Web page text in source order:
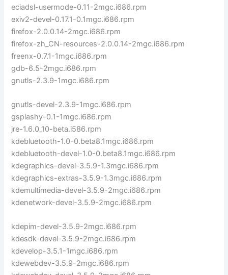
eciadsl-usermode-0.11-2mgc.i686.rpm
exiv2-devel-0.17.1-0.1mgc.i686.rpm
firefox-2.0.0.14-2mgc.i686.rpm
firefox-zh_CN-resources-2.0.0.14-2mgc.i686.rpm
freenx-0.7.1-1mgc.i686.rpm
gdb-6.5-2mgc.i686.rpm
gnutls-2.3.9-1mgc.i686.rpm
gnutls-devel-2.3.9-1mgc.i686.rpm
gsplashy-0.1-1mgc.i686.rpm
jre-1.6.0_10-beta.i586.rpm
kdebluetooth-1.0-0.beta8.1mgc.i686.rpm
kdebluetooth-devel-1.0-0.beta8.1mgc.i686.rpm
kdegraphics-devel-3.5.9-1.3mgc.i686.rpm
kdegraphics-extras-3.5.9-1.3mgc.i686.rpm
kdemultimedia-devel-3.5.9-2mgc.i686.rpm
kdenetwork-devel-3.5.9-2mgc.i686.rpm
kdepim-devel-3.5.9-2mgc.i686.rpm
kdesdk-devel-3.5.9-2mgc.i686.rpm
kdevelop-3.5.1-1mgc.i686.rpm
kdewebdev-3.5.9-2mgc.i686.rpm